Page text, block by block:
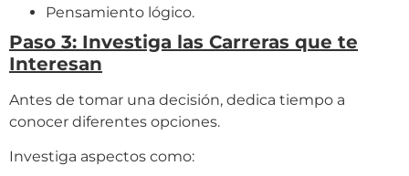
Pensamiento lógico.
Paso 3: Investiga las Carreras que te
Interesan
Antes de tomar una decisión, dedica tiempo a
conocer diferentes opciones.
Investiga aspectos como: